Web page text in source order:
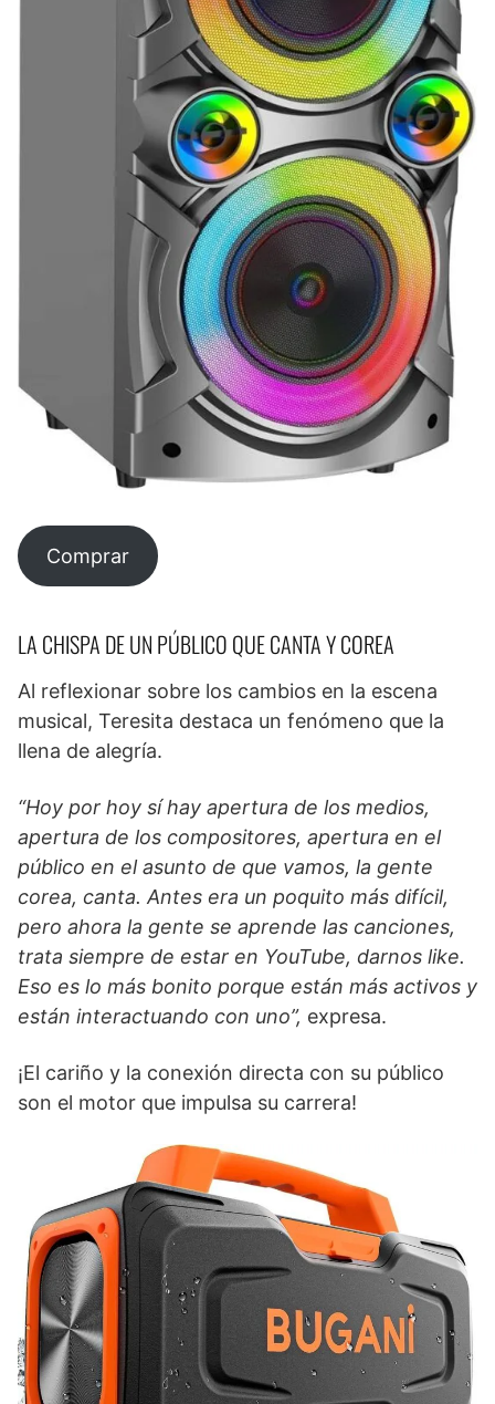
Comprar
LA CHISPA DE UN PÚBLICO QUE CANTA Y COREA
Al reflexionar sobre los cambios en la escena
musical, Teresita destaca un fenómeno que la
llena de alegría.
“Hoy por hoy sí hay apertura de los medios,
apertura de los compositores, apertura en el
público en el asunto de que vamos, la gente
corea, canta. Antes era un poquito más difícil,
pero ahora la gente se aprende las canciones,
trata siempre de estar en YouTube, darnos like.
Eso es lo más bonito porque están más activos y
están interactuando con uno”, expresa.
¡El cariño y la conexión directa con su público
son el motor que impulsa su carrera!